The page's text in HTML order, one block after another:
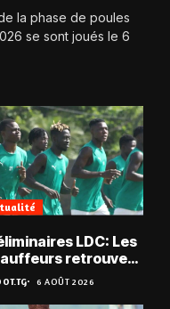
la phase de poules
se sont joués le 6
LDC: Les
retrouvent
6 AOÛT 2026